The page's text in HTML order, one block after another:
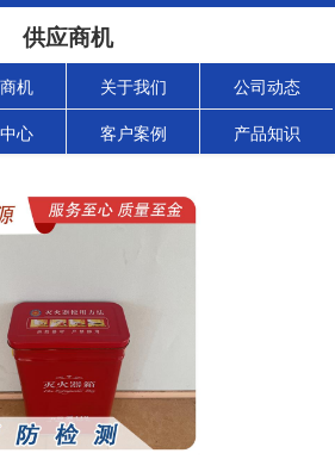
供应商机
机 关于我们 公司动态
心 客户案例 产品知识